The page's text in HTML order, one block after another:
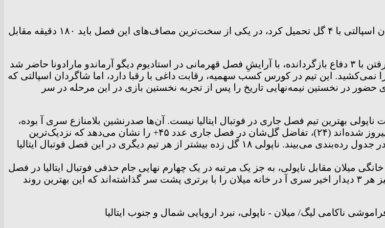
میلان که نخستین شکست خانگی پارتنوپی در این فصل را به شاگردان اسپالتی با ۴ گل تحمیل کرد، در یکی از سخت‌ترین مصاف‌های این فصل باید ۱۸۰ دقیقه مقابل
پیولی که تیمش را به آرایش ۴ دفاعه پس از توفیق موقتِ به میدان رفتن با ۳ دفاع بازگردانده، با آرایشِ فصل قهرمانی در استادیوم دیگو آرماندو مارادونا حاضر شد
نمی‌کشید. این تیم در کورس کسب سهمیه، رقابت داغی با رقبا دارد، اما شاگردان اسپالتی که
حضور در نخستین نیمه‌نهایی تاریخ را پس از تجربه نخستین بازی در این مرحله در سر
بهترین تیم فصل جاری در فوتبال ایتالیا نیست. آن‌ها صدرنشین بلامنازع سری آ بوده،
بیشتر از هر تیمی امتیاز کسب کرده (۷۴)، گل زده (۶۶) و در بازی‌ها پیروز شده‌اند (۲۴)، تفاضل گل‌شان در فصل جاری عدد ۴۵+ را نشان می‌دهد که نزدیک‌ترین
تعقیب کننده، کمتر از نیمی از این تفاضل گل را مقابل عنوان تیمش در جدول رده‌بندی می‌بیند. ناپولی ۱۸ گل زده بیشتر از هر تیم دیگری در این فصل فوتبال ایتالیا
اروپایی میلان و ناپولی خواهد بود. در ۹ دیدار اخیر خانگی میلان مقابل ناپولی، به جز یک مرتبه در یک چهارم نهایی جام حذفی فوتبال ایتالیا در فصل
۱۹-۲۰۱۸ همواره تیم میهمان پیروز میدان بوده و شاگردان اسپالتی نیز هر ۳ دیدار اخیر سری آ در خانه میلان را با برتری پشت سر گذاشته‌اند که این بهترین روند